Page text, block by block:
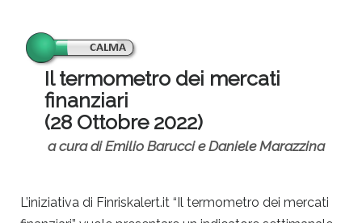
Il termometro dei mercati
finanziari
(28 Ottobre 2022)
a cura di Emilio Barucci e Daniele Marazzina
L’iniziativa di Finriskalert.it “Il termometro dei mercati